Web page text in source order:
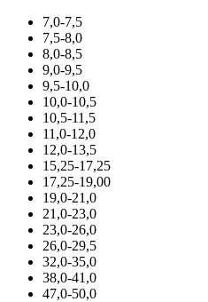
7,0-7,5
7,5-8,0
8,0-8,5
9,0-9,5
9,5-10,0
10,0-10,5
10,5-11,5
11,0-12,0
12,0-13,5
15,25-17,25
17,25-19,00
19,0-21,0
21,0-23,0
23,0-26,0
26,0-29,5
32,0-35,0
38,0-41,0
47,0-50,0